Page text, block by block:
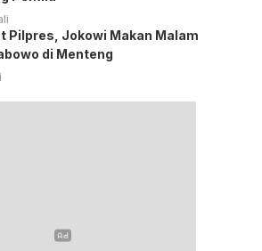
Pilpres, Jokowi Makan Malam
di Menteng